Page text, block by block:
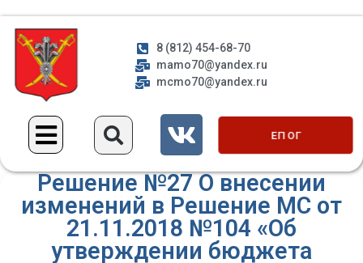
8 (812) 454-68-70
mamo70@yandex.ru
mcmo70@yandex.ru
ЕП ОГ
Решение №27 О внесении
изменений в Решение МС от
21.11.2018 №104 «Об
утверждении бюджета